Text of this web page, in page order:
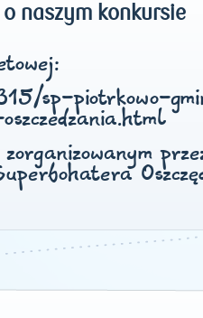
naszym konkursie
sp-piotrkowo-